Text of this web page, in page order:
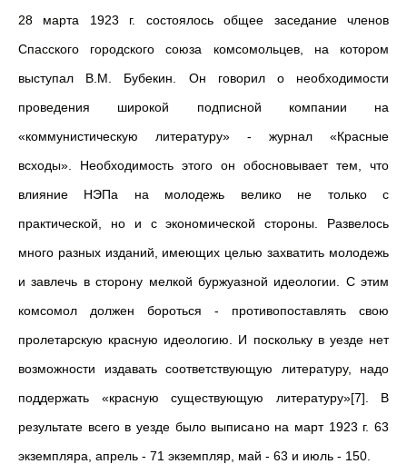
28 марта 1923 г. состоялось общее заседание членов
Спасского городского союза комсомольцев, на котором
выступал В.М. Бубекин. Он говорил о необходимости
проведения широкой подписной компании на
«коммунистическую литературу» - журнал «Красные
всходы». Необходимость этого он обосновывает тем, что
влияние НЭПа на молодежь велико не только с
практической, но и с экономической стороны. Развелось
много разных изданий, имеющих целью захватить молодежь
и завлечь в сторону мелкой буржуазной идеологии. С этим
комсомол должен бороться - противопоставлять свою
пролетарскую красную идеологию. И поскольку в уезде нет
возможности издавать соответствующую литературу, надо
поддержать «красную существующую литературу»[7]. В
результате всего в уезде было выписано на март 1923 г. 63
экземпляра, апрель - 71 экземпляр, май - 63 и июль - 150.